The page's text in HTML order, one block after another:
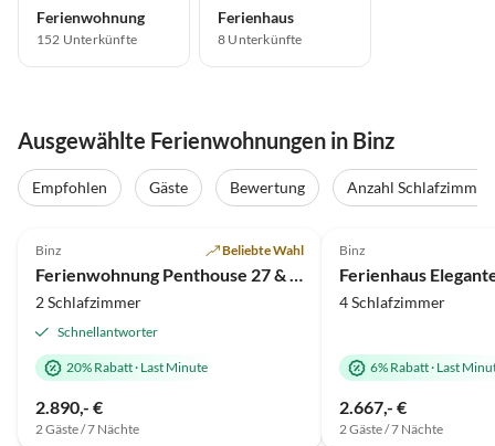
Ferienwohnung
152 Unterkünfte
Ferienhaus
8 Unterkünfte
Ausgewählte Ferienwohnungen in Binz
Empfohlen Gäste Bewertung Anzahl Schlafzimmer
Binz Beliebte Wahl
2 Schlafzimmer
Schnellantworter
20% Rabatt· Last Minute
2.890,- €
2 Gäste / 7 Nächte
Binz
4 Schlafzimmer
6% Rabatt· Last
2.667,- €
2 Gäste / 7 Nächte